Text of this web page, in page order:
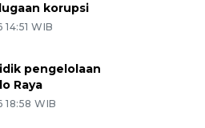
korupsi
WIB
pengelolaan
Raya
WIB